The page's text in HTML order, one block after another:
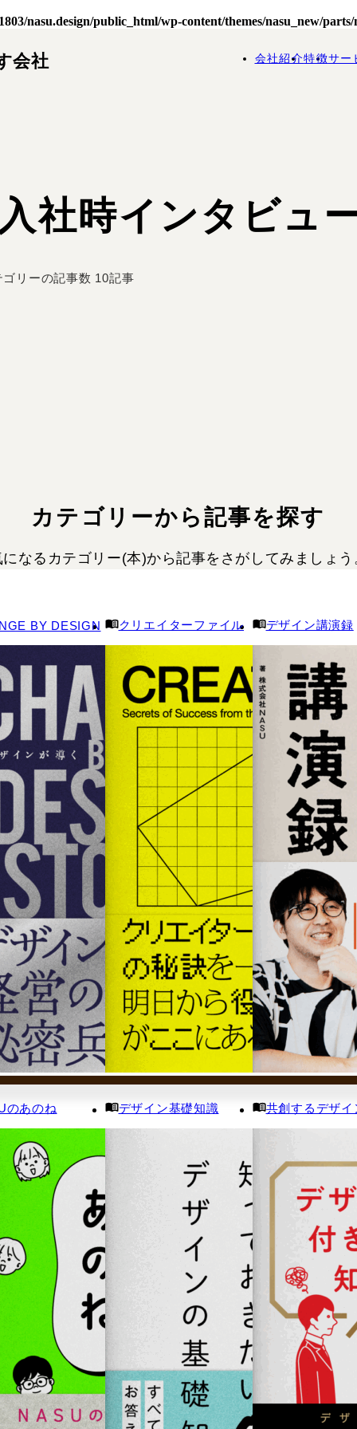
会社 会社紹介特徴サー
nasu.design/public_html/wp-content/themes/nasu_new/
社時インタビュ
ゴリーの記事数 10記事
カテゴリーから記事を探す
になるカテゴリー(本)から記事を さがしてみましょう
BY DESIGN クリエイターファイル デザイン講演録
のあのね デザイン基礎知識 共創するデザイ